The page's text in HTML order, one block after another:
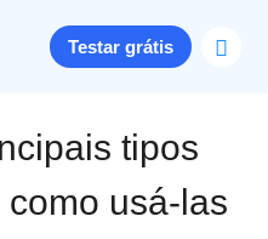
Testar grátis
tipos
usá-las